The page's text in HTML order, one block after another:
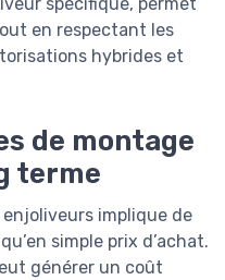
en respectant les
hybrides et
de montage
terme
implique de
simple prix d’achat.
générer un coût